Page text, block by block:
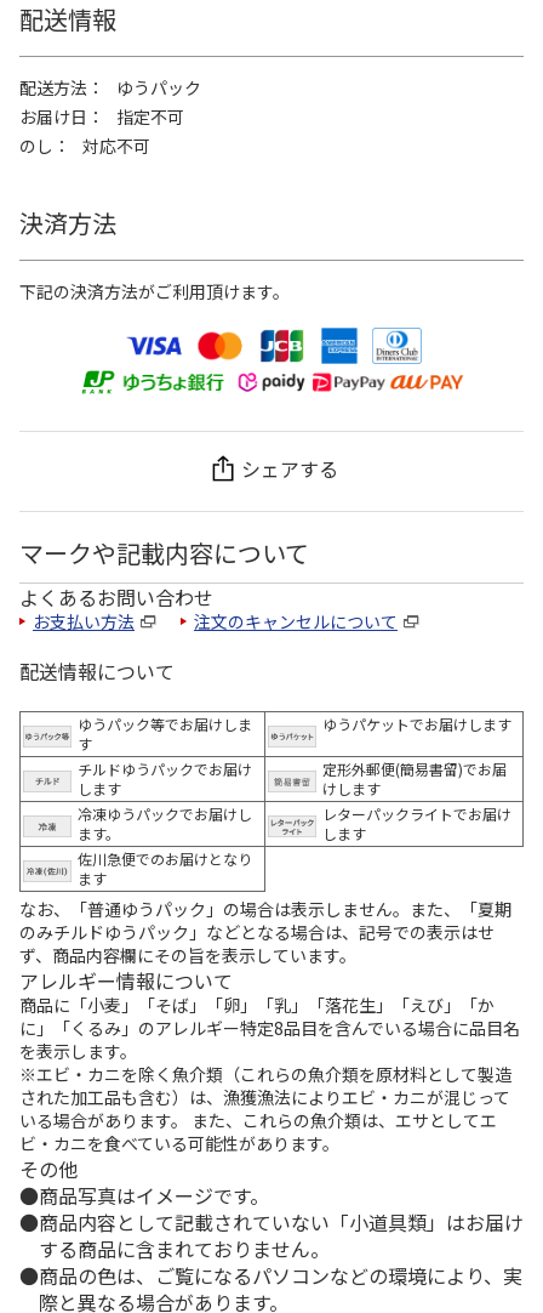
配送情報
配送方法
ゆうパック
お届け日
指定不可
のし
対応不可
決済方法
下記の決済方法がご利用頂けます。
シェアする
マークや記載内容について
よくあるお問い合わせ
お支払い方法 注文のキャンセルについて
配送情報について
ゆうパック等でお届けしま
す
ゆうパケットでお届けします
チルドゆうパックでお届け
します
定形外郵便(簡易書留)でお届
けします
冷凍ゆうパックでお届けし
ます。
レターパックライトでお届け
します
佐川急便でのお届けとなり
ます
なお、「普通ゆうパック」の場合は表示しません。また、「夏期
のみチルドゆうパック」などとなる場合は、記号での表示はせ
ず、商品内容欄にその旨を表示しています。
アレルギー情報について
商品に「小麦」「そば」「卵」「乳」「落花生」「えび」「か
に」「くるみ」のアレルギー特定8品目を含んでいる場合に品目名
を表示します。
※エビ・カニを除く魚介類（これらの魚介類を原材料として製造
された加工品も含む）は、漁獲漁法によりエビ・カニが混じって
いる場合があります。 また、これらの魚介類は、エサとしてエ
ビ・カニを食べている可能性があります。
その他
商品写真はイメージです。
商品内容として記載されていない「小道具類」はお届け
する商品に含まれておりません。
商品の色は、ご覧になるパソコンなどの環境により、実
際と異なる場合があります。